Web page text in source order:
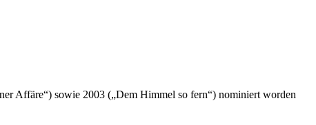
Affäre“) sowie 2003 („Dem Himmel so fern“) nominiert worden